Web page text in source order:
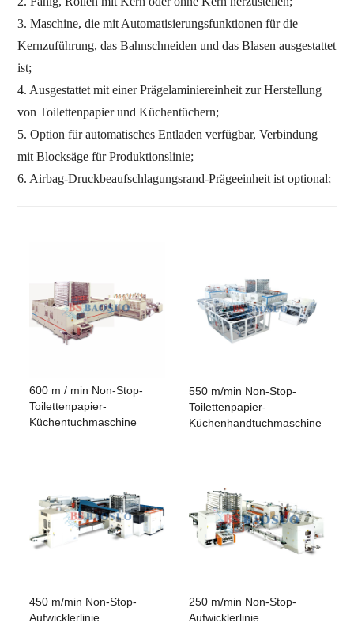
Abhängig von Modell und
Fahrsystem
Individuell Motor-
3. Maschine, die mit Automatisierungsfunktionen für die
Kernzuführung, das Bahnschneiden und das Blasen ausgestattet
ist;
4. Ausgestattet mit einer Prägelaminiereinheit zur Herstellung
von Toilettenpapier und Küchentüchern;
5. Option für automatisches Entladen verfügbar, Verbindung
mit Blocksäge für Produktionslinie;
6. Airbag-Druckbeaufschlagungsrand-Prägeeinheit ist optional;
600 m / min Non-Stop-
Toilettenpapier-
Küchentuchmaschine
550 m/min Non-Stop-
Toilettenpapier-
Küchenhandtuchmaschine
450 m/min Non-Stop-
Aufwicklerlinie
250 m/min Non-Stop-
Aufwicklerlinie